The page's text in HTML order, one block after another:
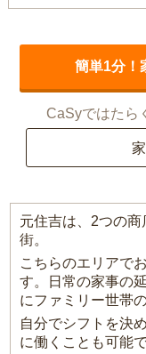
簡単1分！
CaSyではたら
元住吉は、2つの
街。
こちらのエリアで
す。日常の家事の
にファミリー世帯
自分でシフトを決
に働くことも可能で